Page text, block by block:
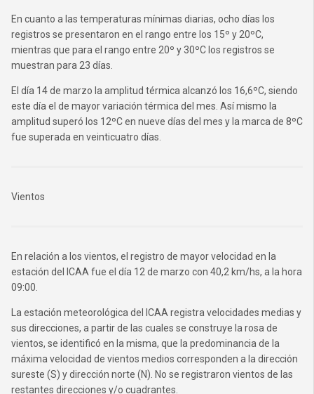
En cuanto a las temperaturas mínimas diarias, ocho días los
registros se presentaron en el rango entre los 15º y 20ºC,
mientras que para el rango entre 20º y 30ºC los registros se
muestran para 23 días.
El día 14 de marzo la amplitud térmica alcanzó los 16,6ºC, siendo
este día el de mayor variación térmica del mes. Así mismo la
amplitud superó los 12ºC en nueve días del mes y la marca de 8ºC
fue superada en veinticuatro días.
Vientos
En relación a los vientos, el registro de mayor velocidad en la
estación del ICAA fue el día 12 de marzo con 40,2 km/hs, a la hora
09:00.
La estación meteorológica del ICAA registra velocidades medias y
sus direcciones, a partir de las cuales se construye la rosa de
vientos, se identificó en la misma, que la predominancia de la
máxima velocidad de vientos medios corresponden a la dirección
sureste (S) y dirección norte (N). No se registraron vientos de las
restantes direcciones y/o cuadrantes.